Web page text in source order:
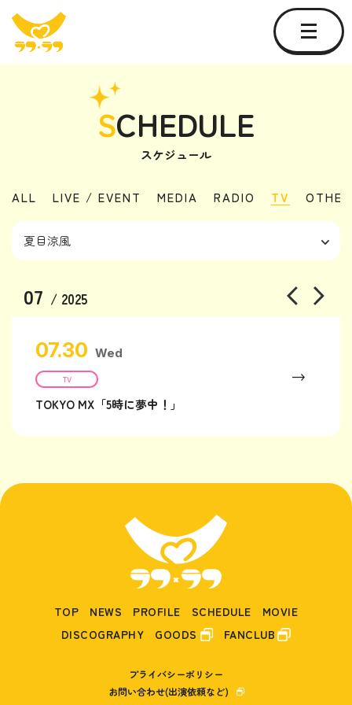
SCHEDULE
スケジュール
ALL LIVE / EVENT MEDIA RADIO TV OTHER
07 / 2025
07.30 Wed
TV
TOKYO MX「5時に夢中！」
TOP NEWS PROFILE SCHEDULE
MOVIE
DISCOGRAPHY
GOODS FANCLUB
プライバシーポリシー
お問い合わせ(出演依頼など)